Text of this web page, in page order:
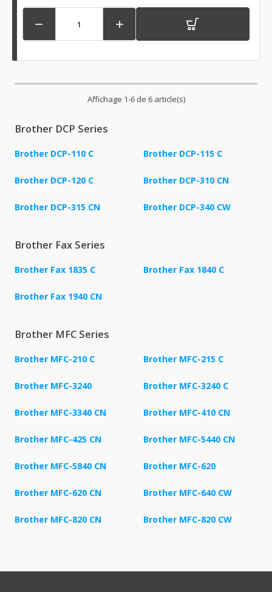
 
Affichage 1-6 de 6 article(s)
Brother DCP Series
Brother DCP-110 C Brother DCP-115 C
Brother DCP-120 C Brother DCP-310 CN
Brother DCP-315 CN Brother DCP-340 CW
Brother Fax Series
Brother Fax 1835 C Brother Fax 1840 C
Brother Fax 1940 CN
Brother MFC Series
Brother MFC-210 C Brother MFC-215 C
Brother MFC-3240 Brother MFC-3240 C
Brother MFC-3340 CN Brother MFC-410 CN
Brother MFC-425 CN Brother MFC-5440 CN
Brother MFC-5840 CN Brother MFC-620
Brother MFC-620 CN Brother MFC-640 CW
Brother MFC-820 CN Brother MFC-820 CW